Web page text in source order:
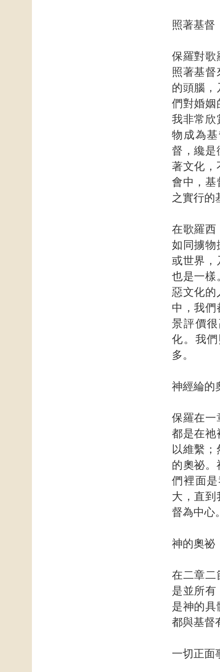
照著基督
保羅對歌
照著基
的頭腦，
們對婚姻
我非常欣
物成為
督，纔是
著文化，
會中，基
之實行的
在歌羅西
如同擄物
或世界，
也是一樣
惡文化的
中，我們
景評價
化。我
多。
神經綸的
保羅在一
都是在祂
以維繫
的奧祕。
們裡面
大，直到
督為中心
神的奧祕
在二章二
是並所有
是神的具
都與基督
一切正面